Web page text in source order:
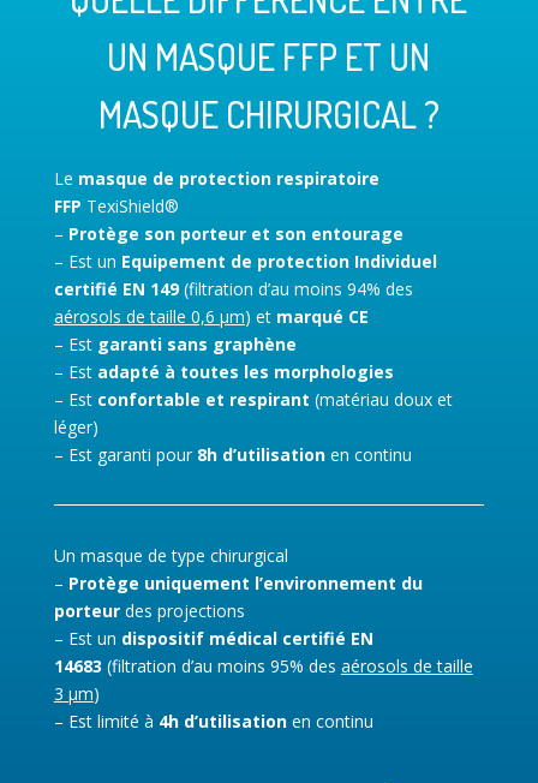
UN MASQUE FFP ET UN
MASQUE CHIRURGICAL ?
Le masque de protection respiratoire
FFP TexiShield®
– Protège son porteur et son entourage
– Est un Equipement de protection Individuel
certifié EN 149(filtration d’au moins 94% des
aérosols de taille 0,6 µm) et marqué CE
– Est garanti sans graphène
– Est adapté à toutes les morphologies
– Est confortable et respirant (matériau doux et
léger)
– Est garanti pour 8h d’utilisationen continu
Un masque de type chirurgical
– Protège uniquement l’environnement du
porteurdes projections
– Est un dispositif médical certifié EN
14683 (filtration d’au moins 95% des aérosols de taille
3 µm)
– Est limité à 4h d’utilisationen continu